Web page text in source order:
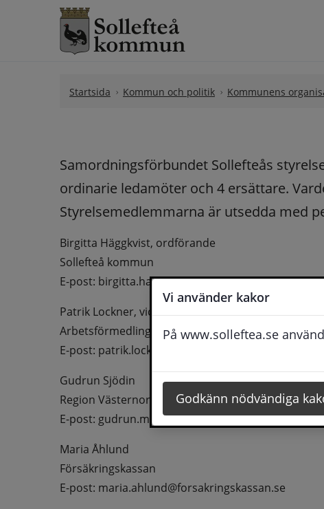
Vi använder kakor
På www.solleftea.se
Godkänn nödvändiga
Hoppa till innehåll
Startsida Kommun och politik Kommunens
Samordningsförbundet Sollefteås
ordinarie ledamöter och 4 ersättare.
Styrelsemedlemmarna är utsedda med
Birgitta Häggkvist, ordförande
Sollefteå kommun
E-post: birgitta.haggkvist@solleftea.se
Patrik Lockner, vice ordförande
Arbetsförmedlingen
E-post: patrik.lockner@arbetsformedlingen.se
Gudrun Sjödin
Region Västernorrland
E-post: gudrun.marianne.sjodin@rvn.se
Maria Åhlund
Försäkringskassan
E-post: maria.ahlund@forsakringskassan.se